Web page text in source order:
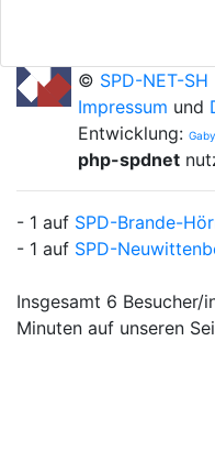
© SPD-NET-SH
Impressum und
Entwicklung:
php-spdnet
- 1 auf SPD-Brande-
- 1 auf SPD-
Insgesamt 6
Minuten auf unseren